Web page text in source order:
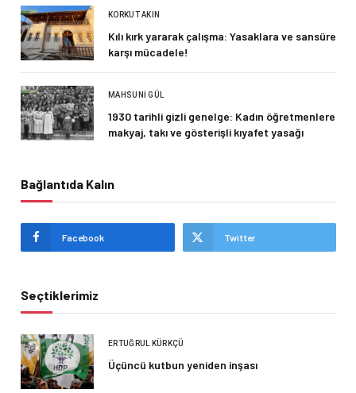
KORKUT AKIN
Kılı kırk yararak çalışma: Yasaklara ve sansüre
karşı mücadele!
MAHSUNI GÜL
1930 tarihli gizli genelge: Kadın öğretmenlere
makyaj, takı ve gösterişli kıyafet yasağı
Bağlantıda Kalın
Facebook Twitter
Seçtiklerimiz
ERTUĞRUL KÜRKÇÜ
Üçüncü kutbun yeniden inşası